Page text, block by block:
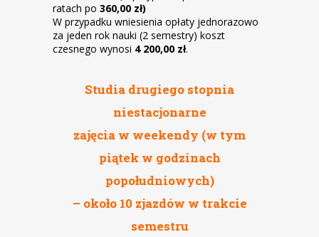
ratach po 360,00 zł)
W przypadku wniesienia opłaty jednorazowo
za jeden rok nauki (2 semestry) koszt
czesnego wynosi 4 200,00 zł.
Studia drugiego stopnia
niestacjonarne
zajęcia w weekendy (w tym
piątek w godzinach
popołudniowych)
– około 10 zjazdów w trakcie
semestru